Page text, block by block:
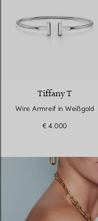
Tiffany T
Wire Armreif in Weißgold
€ 4.000